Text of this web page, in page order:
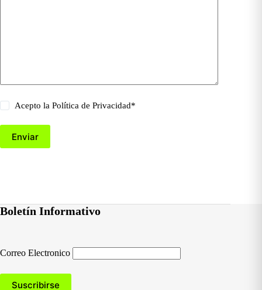
Acepto laPolítica de Privacidad*
Enviar
Boletín Informativo
Correo Electronico